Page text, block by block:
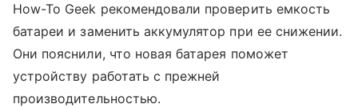
How-To Geek рекомендовали проверить емкость
батареи и заменить аккумулятор при ее снижении.
Они пояснили, что новая батарея поможет
устройству работать с прежней
производительностью.